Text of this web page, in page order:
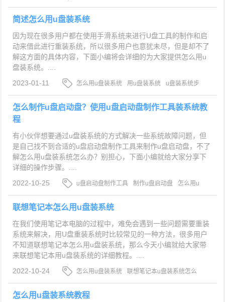
系统win7方法步骤
简述怎么用u盘装系统
因为现在很多用户都在使用手滑系统来进行U盘工具的制作和启
动来借此进行重装系统，所以很多用户也意犹未尽，但是却不了
解这方面的具体内容，下面小编将会详细的为大家提供怎么用u
盘装系统。....
2023-01-11
怎么用u盘装系统 用u盘装系统
u盘装系统步
骤教程
怎么制作u盘启动盘？使用u盘启动盘制作工具装系统教
程
有小伙伴想要通过u盘装系统的方式解决一些系统故障问题，但
是自己找不到合适的u盘启动盘制作工具来制作u盘启动盘，不了
解怎么用u盘装系统怎么办？别担心，下面小编就给大家分享下
详细的操作步骤。....
2022-10-25
u盘启动盘制作工具 制作u盘启动盘
怎么用u
盘装系统
联想笔记本怎么用u盘装系统
在我们使用笔记本电脑的过程中，难免会遇到一些问题需要重装
系统来解决，用U盘重装系统时比较常见的一种方法，很多用户
不知道联想笔记本怎么用u盘装系统，那么今天小编就给大家带
来联想笔记本用u盘装系统的详细教程。....
2022-10-24
怎么用u盘装系统
联想笔记本u盘装系统怎么
操作
联想笔记本用u盘装系统
怎么用u盘装系统教程